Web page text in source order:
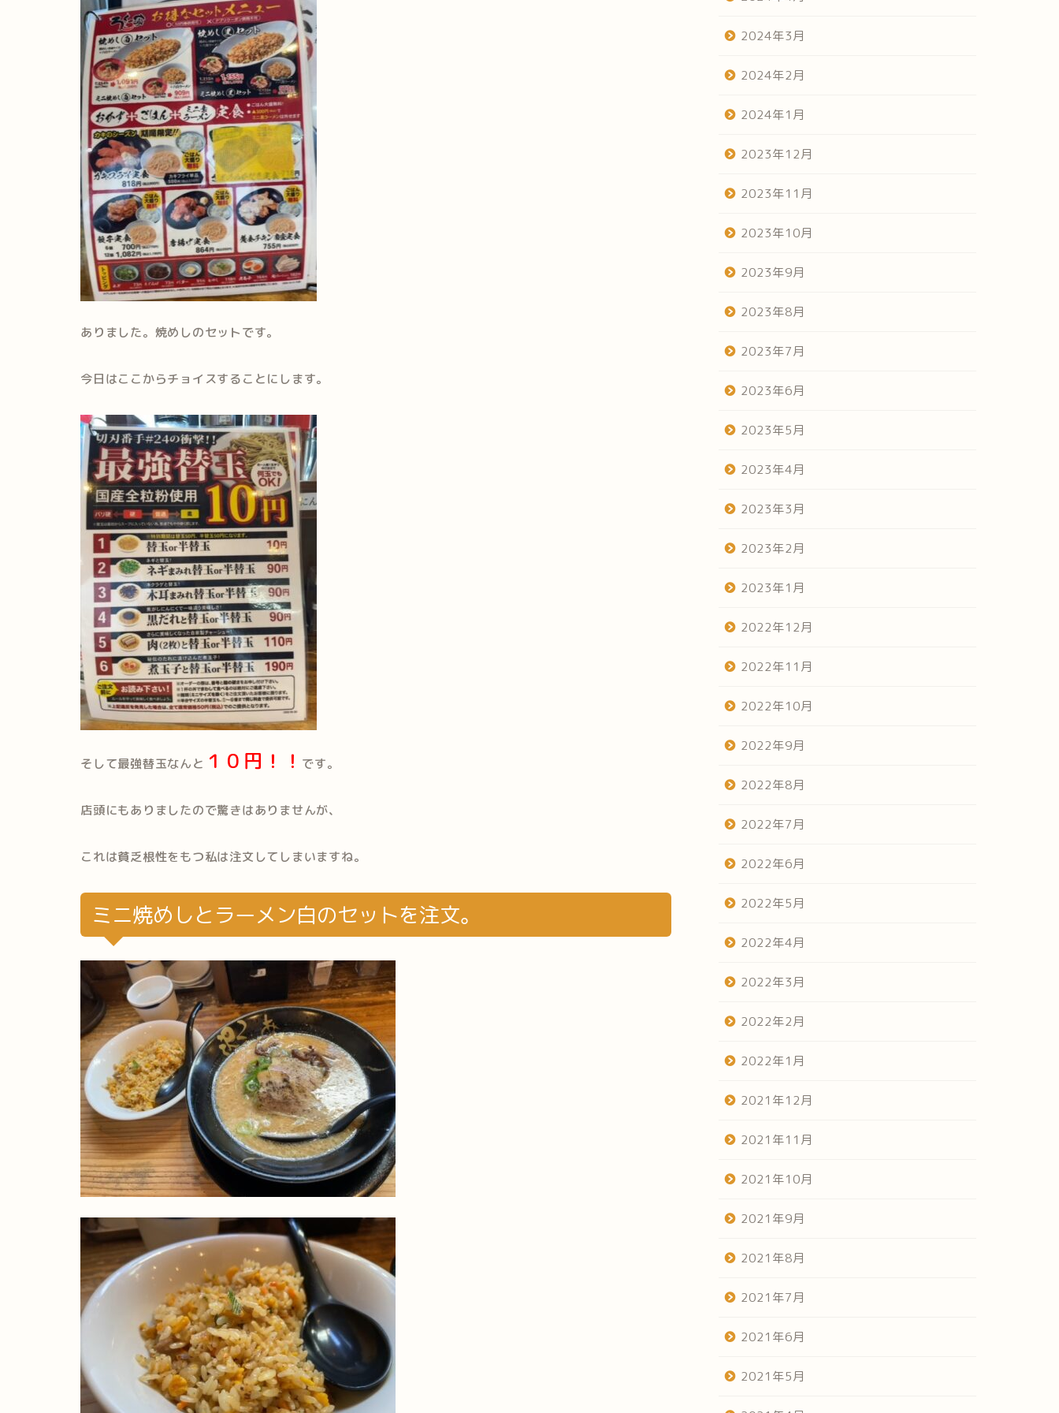
ありました。焼めしのセットです。
今日はここからチョイスすることにします。
そして最強替玉なんと １０円！！ です。
店頭にもありましたので驚きはありませんが、
これは貧乏根性をもつ私は注文してしまいますね。
ミニ焼めしとラーメン白のセットを注文。
2024年3月
2024年2月
2024年1月
2023年12月
2023年11月
2023年10月
2023年9月
2023年8月
2023年7月
2023年6月
2023年5月
2023年4月
2023年3月
2023年2月
2023年1月
2022年12月
2022年11月
2022年10月
2022年9月
2022年8月
2022年7月
2022年6月
2022年5月
2022年4月
2022年3月
2022年2月
2022年1月
2021年12月
2021年11月
2021年10月
2021年9月
2021年8月
2021年7月
2021年6月
2021年5月